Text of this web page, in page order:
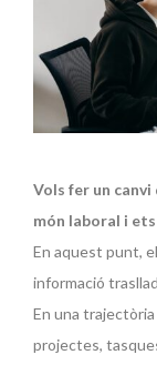
Vols fer un
món laboral i
En aquest punt,
informació
En una
projectes,